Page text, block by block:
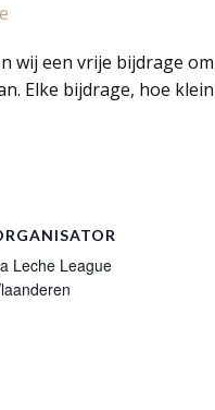
wij een vrije bijdrage
Elke bijdrage, hoe
Leche League